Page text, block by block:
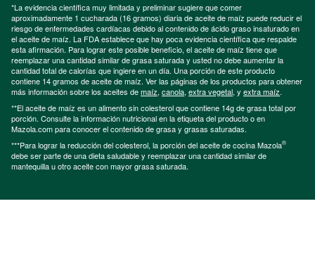
*La evidencia científica muy limitada y preliminar sugiere que comer
aproximadamente 1 cucharada (16 gramos) diaria de aceite de maíz puede reducir el
riesgo de enfermedades cardíacas debido al contenido de ácido graso insaturado en
el aceite de maíz. La FDA establece que hay poca evidencia científica que respalde
esta afirmación. Para lograr este posible beneficio, el aceite de maíz tiene que
reemplazar una cantidad similar de grasa saturada y usted no debe aumentar la
cantidad total de calorías que ingiere en un día. Una porción de este producto
contiene 14 gramos de aceite de maíz. Ver las páginas de los productos para obtener
más información sobre los aceites demaíz, canola, extra vegetal, y extra maíz.
**El aceite de maíz es un alimento sin colesterol que contiene 14g de grasa total por
porción. Consulte la información nutricional en la etiqueta del producto o en
Mazola.com para conocer el contenido de grasa y grasas saturadas.
***Para lograr la reducción del colesterol, la porción del aceite de cocina Mazola®
debe ser parte de una dieta saludable y reemplazar una cantidad similar de
mantequilla u otro aceite con mayor grasa saturada.